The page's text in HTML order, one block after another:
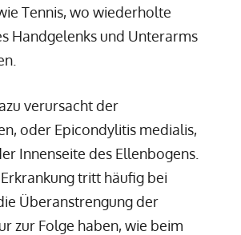
Tennis, wo wiederholte
Handgelenks und Unterarms
verursacht der
oder Epicondylitis medialis,
Innenseite des Ellenbogens.
tritt häufig bei
Überanstrengung der
zur Folge haben, wie beim